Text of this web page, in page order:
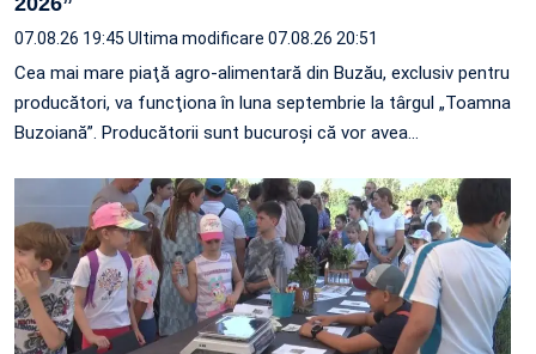
07.08.26 19:45 Ultima modificare 07.08.26 20:51
Cea mai mare piaţă agro-alimentară din Buzău, exclusiv pentru
producători, va funcţiona în luna septembrie la târgul „Toamna
Buzoiană”. Producătorii sunt bucuroşi că vor avea…